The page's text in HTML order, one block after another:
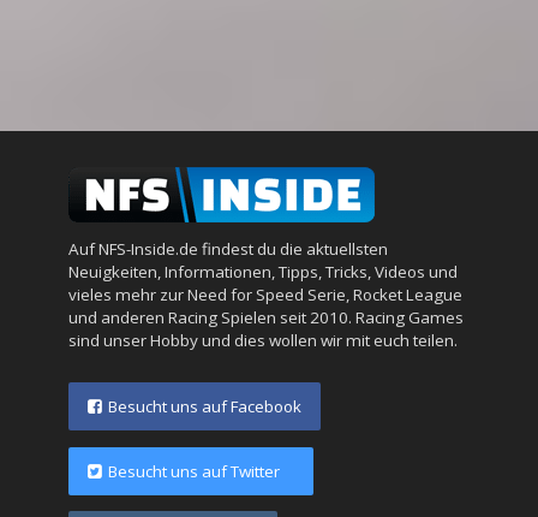
Auf NFS-Inside.de findest du die aktuellsten
Neuigkeiten, Informationen, Tipps, Tricks, Videos und
vieles mehr zur Need for Speed Serie, Rocket League
und anderen Racing Spielen seit 2010. Racing Games
sind unser Hobby und dies wollen wir mit euch teilen.
Besucht uns auf Facebook
Besucht uns auf Twitter